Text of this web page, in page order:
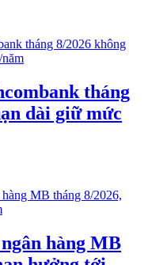
tháng
dài giữ mức
hàng MB